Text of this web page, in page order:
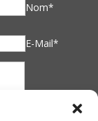
Nom*
E-Mail*